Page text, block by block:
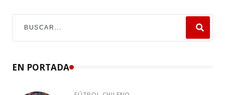
EN PORTADA